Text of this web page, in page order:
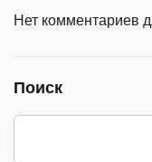
Нет комментариев
Поиск